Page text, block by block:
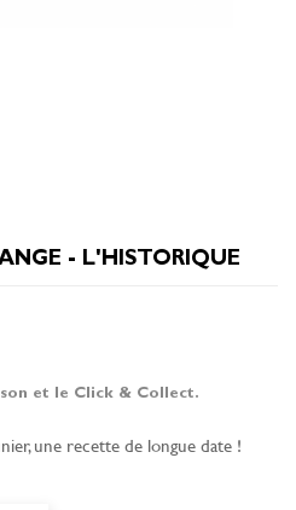
- L'HISTORIQUE
et le Click & Collect.
une recette de longue date !